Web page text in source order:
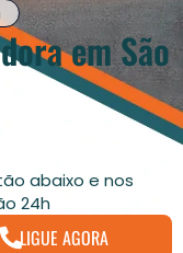
em São
abaixo e nos
24h
LIGUE AGORA